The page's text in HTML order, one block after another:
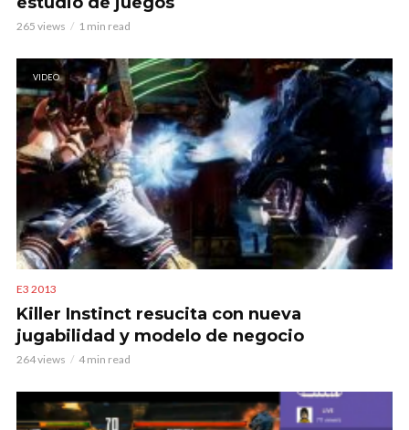
265 views 1 min read
VIDEO
E3 2013
Killer Instinct resucita con nueva
jugabilidad y modelo de negocio
264 views 4 min read